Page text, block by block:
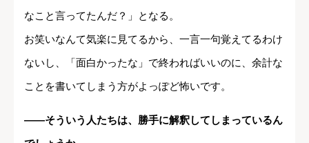
なこと言ってたんだ？」となる。
お笑いなんて気楽に見てるから、一言一句覚えてるわけ
ないし、「面白かったな」で終わればいいのに、余計な
ことを書いてしまう方がよっぽど怖いです。
――そういう人たちは、勝手に解釈してしまっているん